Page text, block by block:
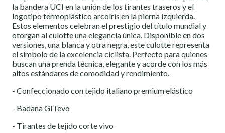
la bandera UCI en la unión de los tirantes traseros y el
logotipo termoplástico arcoíris en la pierna izquierda.
Estos elementos celebran el prestigio del título mundial y
otorgan al culotte una elegancia única. Disponible en dos
versiones, una blanca y otra negra, este culotte representa
el símbolo de la excelencia ciclista. Perfecto para quienes
buscan una prenda técnica, elegante y acorde con los más
altos estándares de comodidad y rendimiento.
- Confeccionado con tejido italiano premium elástico
- Badana GITevo
- Tirantes de tejido corte vivo